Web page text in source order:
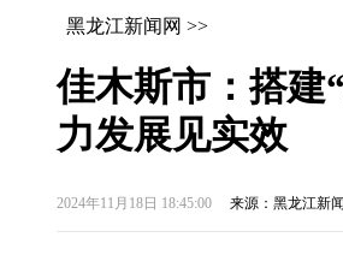
黑龙江新闻网 >>
佳木斯市：搭建
力发展见实效
2024年11月18日 18:45:00 来源：黑龙江新